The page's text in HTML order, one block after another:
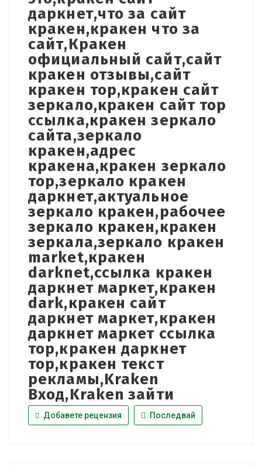
даркнет,что за сайт
кракен,кракен что за
сайт,Кракен
официальный сайт,сайт
кракен отзывы,сайт
кракен тор,кракен сайт
зеркало,кракен сайт тор
ссылка,кракен зеркало
сайта,зеркало
кракен,адрес
кракена,кракен зеркало
тор,зеркало кракен
даркнет,актуальное
зеркало кракен,рабочее
зеркало кракен,кракен
зеркала,зеркало кракен
market,кракен
darknet,ссылка кракен
даркнет маркет,кракен
dark,кракен сайт
даркнет маркет,кракен
даркнет маркет ссылка
тор,кракен даркнет
тор,кракен текст
рекламы,Kraken
Вход,Kraken зайти
Добавете рецензия Последвай